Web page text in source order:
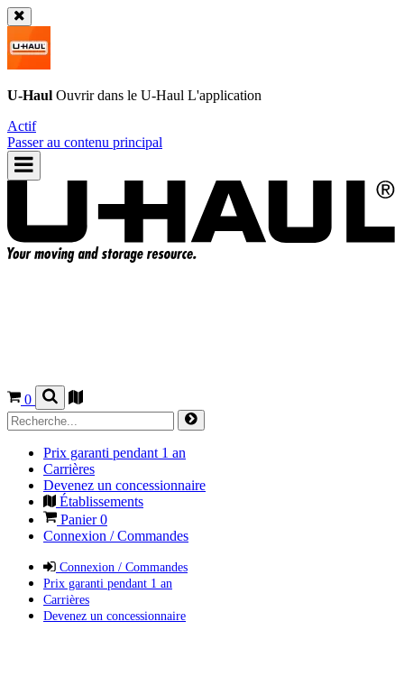
U-Haul Ouvrir dans le U-Haul L'application
Actif
Passer au contenu principal
0
Prix garanti pendant 1 an
Carrières
Devenez un concessionnaire
Établissements
Panier0
Connexion / Commandes
Connexion / Commandes
Prix garanti pendant 1 an
Carrières
Devenez un concessionnaire